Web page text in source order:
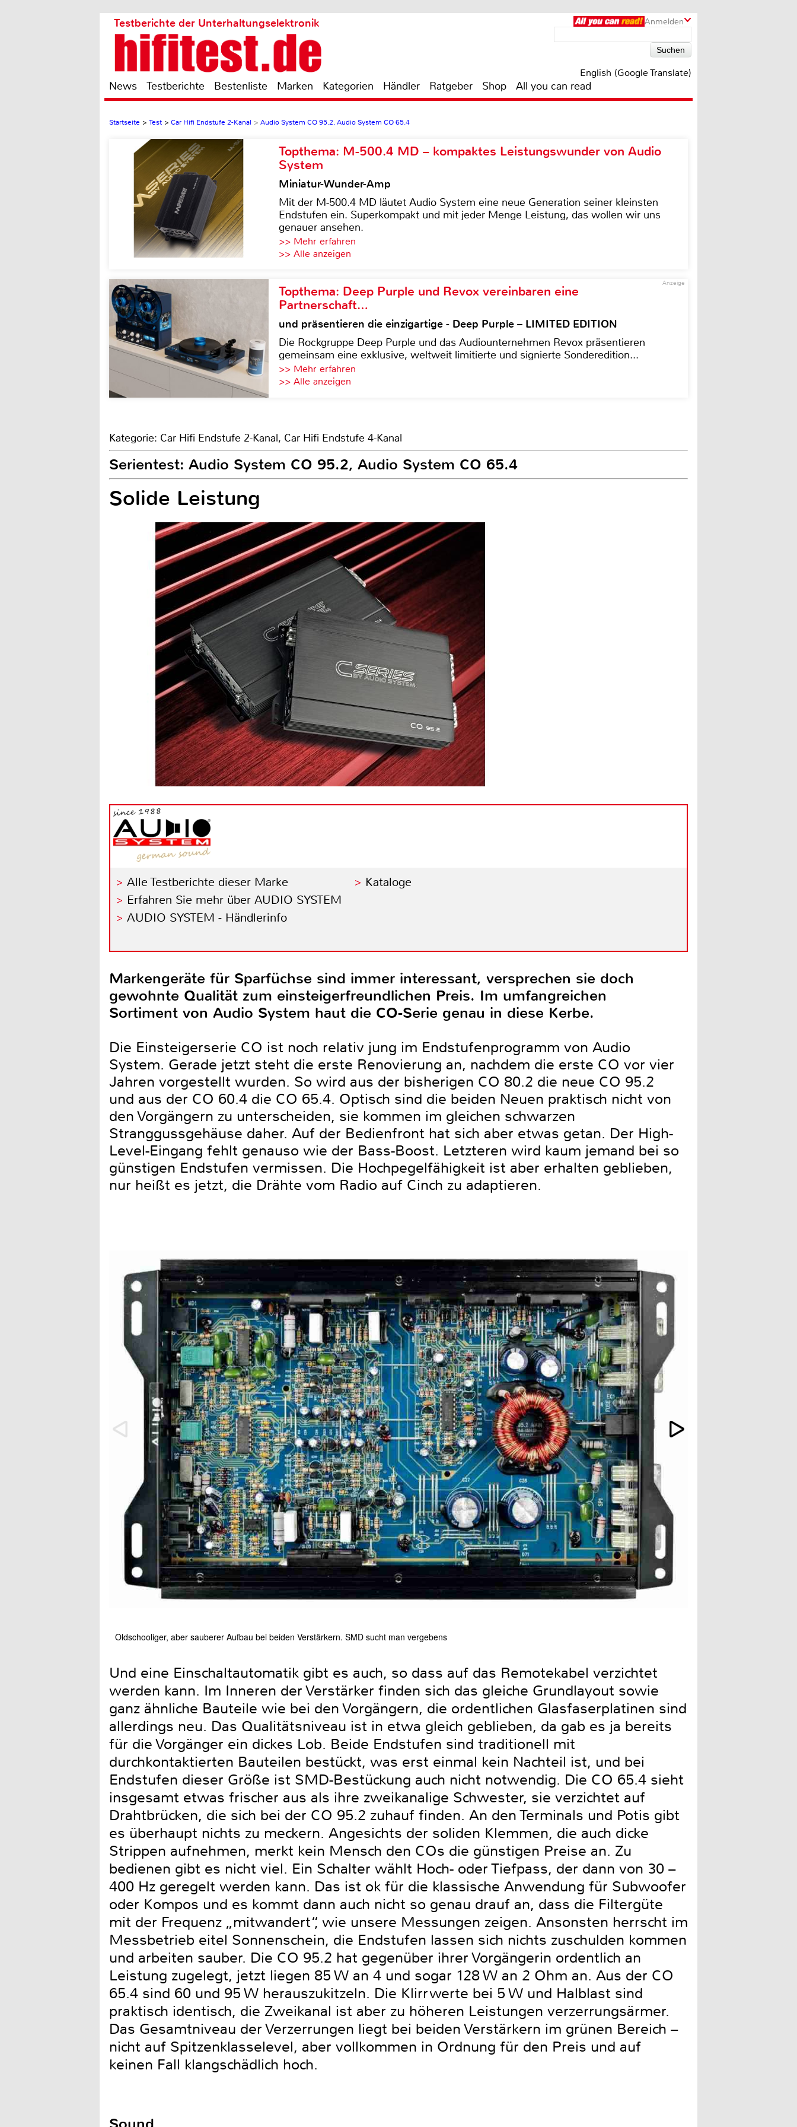
Anmelden
Testberichte der Unterhaltungselektronik
English (Google Translate)
News Testberichte Bestenliste Marken Kategorien Händler Ratgeber Shop All you can read
Startseite > Test > Car Hifi Endstufe 2-Kanal > Audio System CO 95.2, Audio System CO 65.4
Topthema: M-500.4 MD – kompaktes Leistungswunder von Audio
System
Miniatur-Wunder-Amp
Mit der M-500.4 MD läutet Audio System eine neue Generation seiner kleinsten
Endstufen ein. Superkompakt und mit jeder Menge Leistung, das wollen wir uns
genauer ansehen.
>> Mehr erfahren
>> Alle anzeigen
Anzeige
Topthema: Deep Purple und Revox vereinbaren eine
Partnerschaft…
und präsentieren die einzigartige - Deep Purple – LIMITED EDITION
Die Rockgruppe Deep Purple und das Audiounternehmen Revox präsentieren
gemeinsam eine exklusive, weltweit limitierte und signierte Sonderedition...
>> Mehr erfahren
>> Alle anzeigen
Kategorie: Car Hifi Endstufe 2-Kanal, Car Hifi Endstufe 4-Kanal
Serientest: Audio System CO 95.2, Audio System CO 65.4
Solide Leistung
Alle Testberichte dieser Marke
Erfahren Sie mehr über AUDIO SYSTEM
AUDIO SYSTEM - Händlerinfo
Kataloge
Markengeräte für Sparfüchse sind immer interessant, versprechen sie doch
gewohnte Qualität zum einsteigerfreundlichen Preis. Im umfangreichen
Sortiment von Audio System haut die CO-Serie genau in diese Kerbe.
Die Einsteigerserie CO ist noch relativ jung im Endstufenprogramm von Audio
System. Gerade jetzt steht die erste Renovierung an, nachdem die erste CO vor vier
Jahren vorgestellt wurden. So wird aus der bisherigen CO 80.2 die neue CO 95.2
und aus der CO 60.4 die CO 65.4. Optisch sind die beiden Neuen praktisch nicht von
den Vorgängern zu unterscheiden, sie kommen im gleichen schwarzen
Stranggussgehäuse daher. Auf der Bedienfront hat sich aber etwas getan. Der High-
Level-Eingang fehlt genauso wie der Bass-Boost. Letzteren wird kaum jemand bei so
günstigen Endstufen vermissen. Die Hochpegelfähigkeit ist aber erhalten geblieben,
nur heißt es jetzt, die Drähte vom Radio auf Cinch zu adaptieren.
Oldschooliger, aber sauberer Aufbau bei beiden Verstärkern. SMD sucht man vergebens
Und eine Einschaltautomatik gibt es auch, so dass auf das Remotekabel verzichtet
werden kann. Im Inneren der Verstärker finden sich das gleiche Grundlayout sowie
ganz ähnliche Bauteile wie bei den Vorgängern, die ordentlichen Glasfaserplatinen sind
allerdings neu. Das Qualitätsniveau ist in etwa gleich geblieben, da gab es ja bereits
für die Vorgänger ein dickes Lob. Beide Endstufen sind traditionell mit
durchkontaktierten Bauteilen bestückt, was erst einmal kein Nachteil ist, und bei
Endstufen dieser Größe ist SMD-Bestückung auch nicht notwendig. Die CO 65.4 sieht
insgesamt etwas frischer aus als ihre zweikanalige Schwester, sie verzichtet auf
Drahtbrücken, die sich bei der CO 95.2 zuhauf finden. An den Terminals und Potis gibt
es überhaupt nichts zu meckern. Angesichts der soliden Klemmen, die auch dicke
Strippen aufnehmen, merkt kein Mensch den COs die günstigen Preise an. Zu
bedienen gibt es nicht viel. Ein Schalter wählt Hoch- oder Tiefpass, der dann von 30 –
400 Hz geregelt werden kann. Das ist ok für die klassische Anwendung für Subwoofer
oder Kompos und es kommt dann auch nicht so genau drauf an, dass die Filtergüte
mit der Frequenz „mitwandert“, wie unsere Messungen zeigen. Ansonsten herrscht im
Messbetrieb eitel Sonnenschein, die Endstufen lassen sich nichts zuschulden kommen
und arbeiten sauber. Die CO 95.2 hat gegenüber ihrer Vorgängerin ordentlich an
Leistung zugelegt, jetzt liegen 85 W an 4 und sogar 128 W an 2 Ohm an. Aus der CO
65.4 sind 60 und 95 W herauszukitzeln. Die Klirrwerte bei 5 W und Halblast sind
praktisch identisch, die Zweikanal ist aber zu höheren Leistungen verzerrungsärmer.
Das Gesamtniveau der Verzerrungen liegt bei beiden Verstärkern im grünen Bereich –
nicht auf Spitzenklasselevel, aber vollkommen in Ordnung für den Preis und auf
keinen Fall klangschädlich hoch.